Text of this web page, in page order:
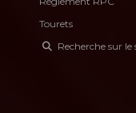
Tourets
Recherche sur le